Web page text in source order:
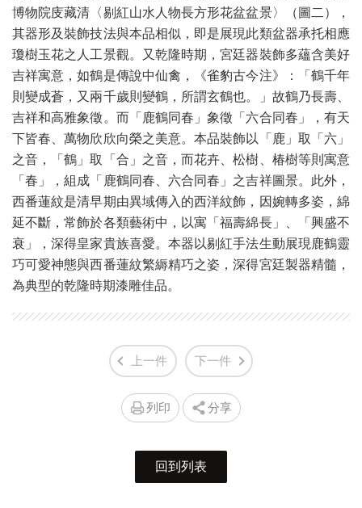
博物院庋藏清〈剔紅山水人物長方形花盆盆景〉（圖二），
其器形及裝飾技法與本品相似，即是展現此類盆器承托相應
瓊樹玉花之人工景觀。又乾隆時期，宮廷器裝飾多蘊含美好
吉祥寓意，如鶴是傳說中仙禽，《雀豹古今注》：「鶴千年
則變成蒼，又兩千歲則變鶴，所謂玄鶴也。」故鶴乃長壽、
吉祥和高雅象徵。而「鹿鶴同春」象徵「六合同春」，有天
下皆春、萬物欣欣向榮之美意。本品裝飾以「鹿」取「六」
之音，「鶴」取「合」之音，而花卉、松樹、椿樹等則寓意
「春」，組成「鹿鶴同春、六合同春」之吉祥圖景。此外，
西番蓮紋是清早期由異域傳入的西洋紋飾，因婉轉多姿，綿
延不斷，常飾於各類藝術中，以寓「福壽綿長」、「興盛不
衰」，深得皇家貴族喜愛。本器以剔紅手法生動展現鹿鶴靈
巧可愛神態與西番蓮紋繁縟精巧之姿，深得宮廷製器精髓，
為典型的乾隆時期漆雕佳品。
上一件 下一件
列印 分享
回到列表